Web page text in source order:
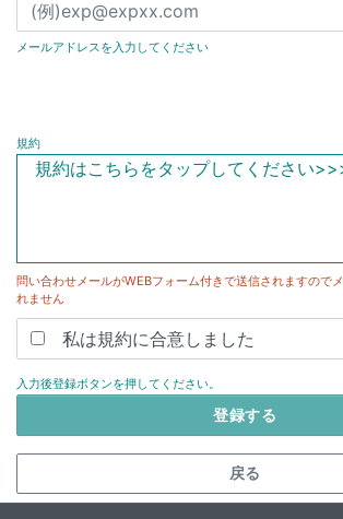
メールアドレスを入力してください
規約
規約はこちらをタップしてください
問い合わせメールがWEBフォーム付きで送信されますので
れません
私は規約に合意しました
入力後登録ボタンを押してください。
戻る